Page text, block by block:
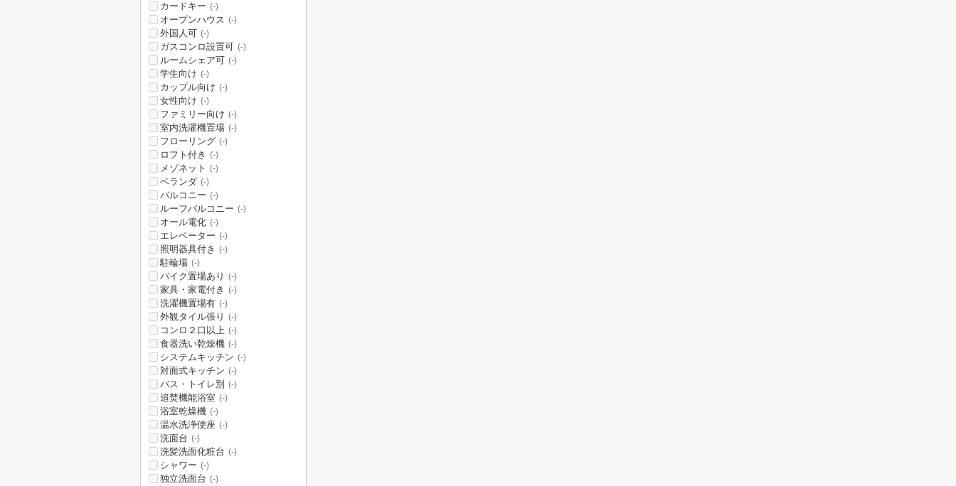
カードキー (-)
オープンハウス (-)
外国人可 (-)
ガスコンロ設置可 (-)
ルームシェア可 (-)
学生向け (-)
カップル向け (-)
女性向け (-)
ファミリー向け (-)
室内洗濯機置場 (-)
フローリング (-)
ロフト付き (-)
メゾネット (-)
ベランダ (-)
バルコニー (-)
ルーフバルコニー (-)
オール電化 (-)
エレベーター (-)
照明器具付き (-)
駐輪場 (-)
バイク置場あり (-)
家具・家電付き (-)
洗濯機置場有 (-)
外観タイル張り (-)
コンロ２口以上 (-)
食器洗い乾燥機 (-)
システムキッチン (-)
対面式キッチン (-)
バス・トイレ別 (-)
追焚機能浴室 (-)
浴室乾燥機 (-)
温水洗浄便座 (-)
洗面台 (-)
洗髪洗面化粧台 (-)
シャワー (-)
独立洗面台 (-)